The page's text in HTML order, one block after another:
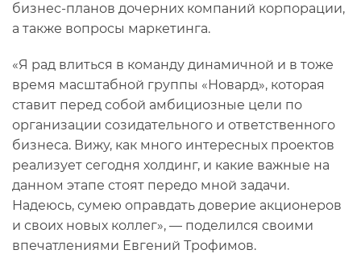
бизнес-планов дочерних компаний корпорации,
а также вопросы маркетинга.
«Я рад влиться в команду динамичной и в тоже
время масштабной группы «Новард», которая
ставит перед собой амбициозные цели по
организации созидательного и ответственного
бизнеса. Вижу, как много интересных проектов
реализует сегодня холдинг, и какие важные на
данном этапе стоят передо мной задачи.
Надеюсь, сумею оправдать доверие акционеров
и своих новых коллег», — поделился своими
впечатлениями Евгений Трофимов.